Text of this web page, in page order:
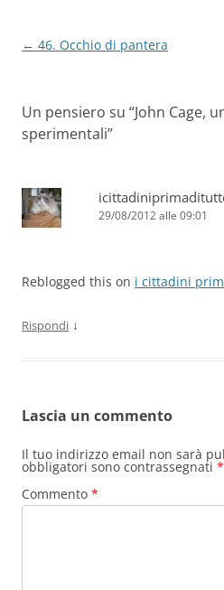
Navigazione
← 46. Occhio di pantera
Un pensiero su “John Cage,
sperimentali”
29/08/2012 alle 09:01
Reblogged this on i cittadini
Rispondi ↓
Lascia un commento
Il tuo indirizzo email non sarà
obbligatori sono contrassegnati *
Commento *